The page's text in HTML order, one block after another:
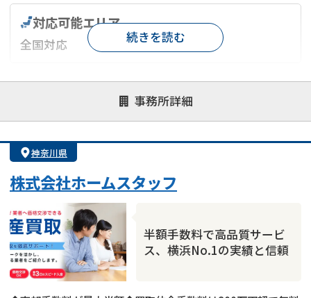
事務所詳細
対応可能エリア
全国対応
対応が親身 オンライン面談可能
レスポンスが早い
1億円以上の買取可
続きを読む
神奈川県
株式会社ホームスタッフ
半額手数料で高品質サービ
ス、横浜No.1の実績と信頼